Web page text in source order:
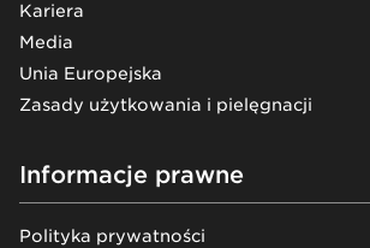
Kariera
Media
Unia Europejska
Zasady użytkowania i pielęgnacji
Informacje prawne
Polityka prywatności